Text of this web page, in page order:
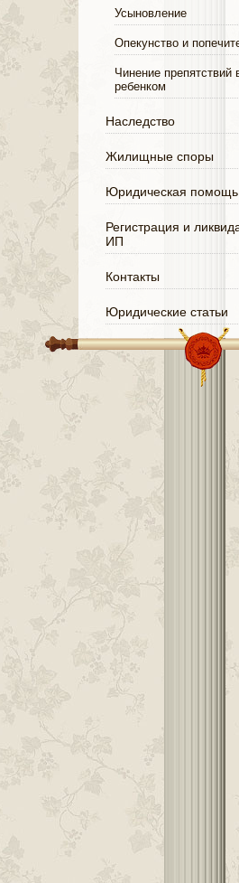
Усыновление
Опекунство и
Чинение препятствий
ребенком
Наследство
Жилищные споры
Юридическая помощь
Регистрация и
ИП
Контакты
Юридические статьи